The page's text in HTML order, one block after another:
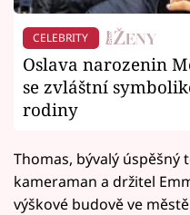
CELEBRITY
Oslava narozenin
se zvláštní
rodiny
Thomas, bývalý úspěšný
kameraman a držitel
výškové budově ve